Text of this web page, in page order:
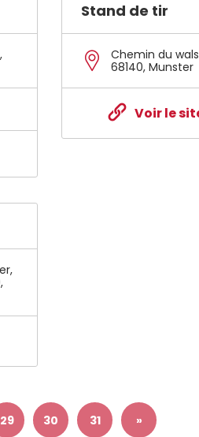
,
Stand de tir
Chemin du
68140, Munster
Voir le
,
,
29 30 31 »